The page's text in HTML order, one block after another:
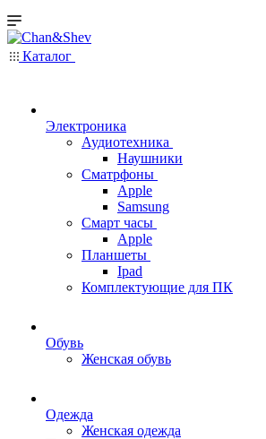
Каталог
Электроника
Аудиотехника
Наушники
Сматрфоны
Apple
Samsung
Смарт часы
Apple
Планшеты
Ipad
Комплектующие для ПК
Обувь
Женская обувь
Одежда
Женская одежда